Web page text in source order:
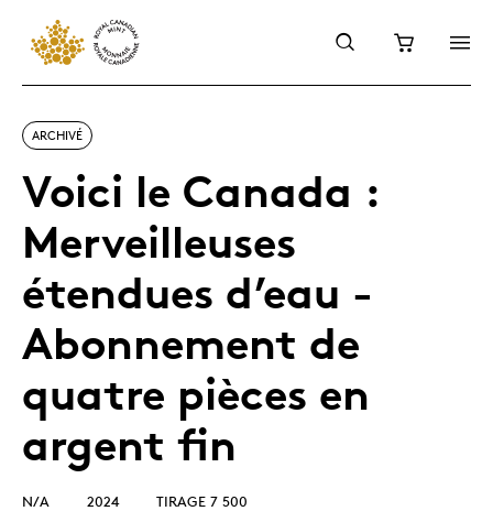
ARCHIVÉ
Voici le Canada :
Merveilleuses
étendues d’eau -
Abonnement de
quatre pièces en
argent fin
N/A 2024 TIRAGE 7 500